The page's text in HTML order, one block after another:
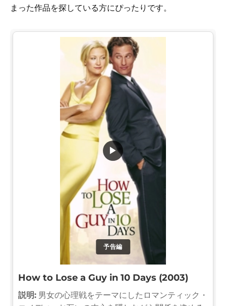
まった作品を探している方にぴったりです。
予告編
▶
How to Lose a Guy in 10 Days (2003)
説明: 男女の心理戦をテーマにしたロマンティック・